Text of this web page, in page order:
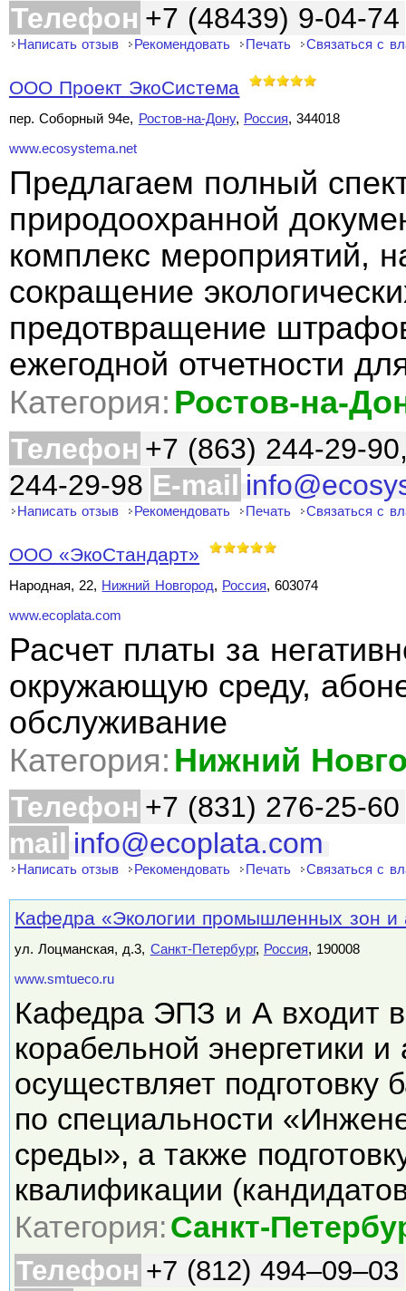
Телефон +7 (48439) 9-04-74
Написать отзыв Рекомендовать Печать Связаться с
ООО Проект ЭкоСистема
пер. Соборный 94е, Ростов-на-Дону, Россия, 344018
www.ecosystema.net
Предлагаем полный
природоохранной
комплекс мероприятий,
сокращение
предотвращение
ежегодной отчетности
Категория: Ростов-на-
Телефон +7 (863) 244-29-
244-29-98 E-mail
Написать отзыв Рекомендовать Печать Связаться с
ООО «ЭкоСтандарт»
Народная, 22, Нижний Новгород, Россия, 603074
www.ecoplata.com
Расчет платы за
окружающую среду,
обслуживание
Категория: Нижний
Телефон +7 (831) 276-25-60
mail info@ecoplata.com
Написать отзыв Рекомендовать Печать Связаться с
Кафедра «Экологии промышленных зон
ул. Лоцманская, д.3, Санкт-Петербург, Россия, 190008
www.smtueco.ru
Кафедра ЭПЗ и А входит в
корабельной энергетики
осуществляет подготовку
по специальности
среды», а также
квалификации
Категория:Санкт-
Телефон +7 (812) 494–09–03